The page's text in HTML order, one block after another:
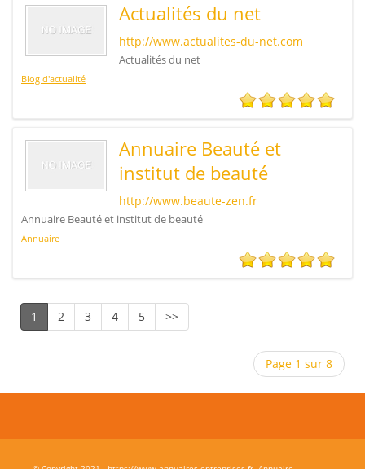
Actualités du net
http://www.actualites-du-net.com
Actualités du net
Blog d'actualité
Annuaire Beauté et
institut de beauté
http://www.beaute-zen.fr
Annuaire Beauté et institut de beauté
Annuaire
1 2 3 4 5 >>
Page 1 sur 8